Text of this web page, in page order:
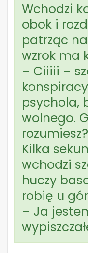
Wchodzi
obok i
patrząc
wzrok ma
– Ciiiii –
psychola,
wolnego.
rozumiesz?
Kilka
wchodzi
huczy
robię u
– Ja